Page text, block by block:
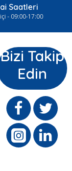
Saatleri
- 09:00-17:00
Bizi Takip
Edin